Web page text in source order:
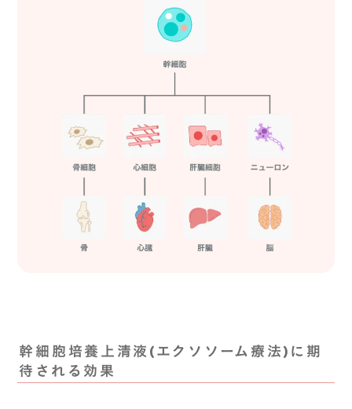
幹細胞培養上清液(エクソソーム療法)に期
待される効果